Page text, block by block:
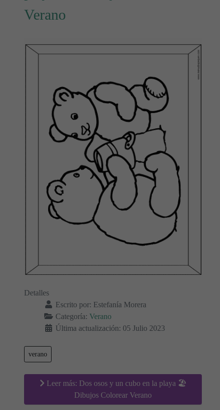
Verano
Detalles
Escrito por: Estefanía Morera
Categoría: Verano
Última actualización: 05 Julio 2023
verano
Leer más: Dos osos y un cubo en la playa 🏖️
Dibujos Colorear Verano